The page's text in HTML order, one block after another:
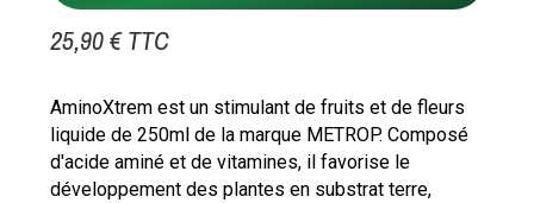
25,90 € TTC
AminoXtrem est un stimulant de fruits et de fleurs
liquide de 250ml de la marque METROP. Composé
d'acide aminé et de vitamines, il favorise le
développement des plantes en substrat terre,